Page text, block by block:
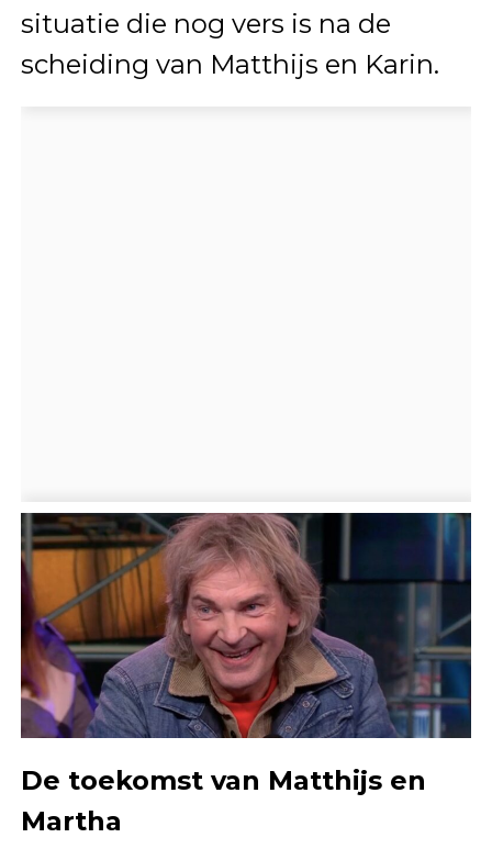
situatie die nog vers is na de
scheiding van Matthijs en Karin.
De toekomst van Matthijs en
Martha